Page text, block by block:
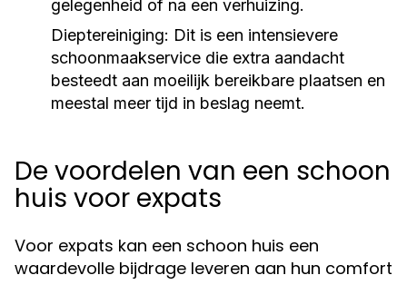
gelegenheid of na een verhuizing.
Dieptereiniging: Dit is een intensievere
schoonmaakservice die extra aandacht
besteedt aan moeilijk bereikbare plaatsen en
meestal meer tijd in beslag neemt.
De voordelen van een schoon
huis voor expats
Voor expats kan een schoon huis een
waardevolle bijdrage leveren aan hun comfort